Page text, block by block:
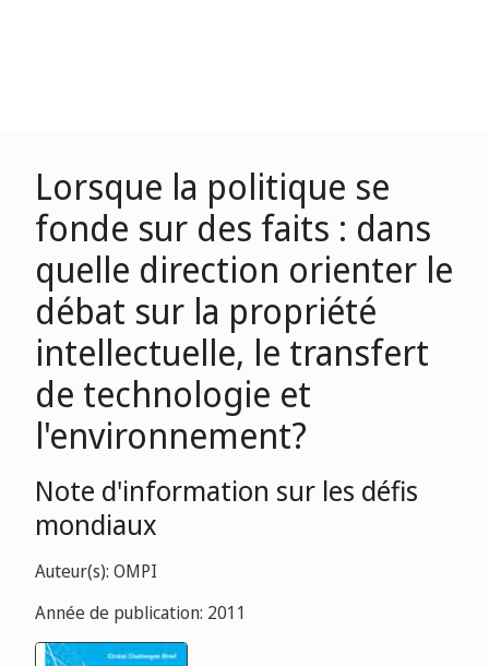
Lorsque la politique se
fonde sur des faits : dans
quelle direction orienter le
débat sur la propriété
intellectuelle, le transfert
de technologie et
l'environnement?
Note d'information sur les défis
mondiaux
Auteur(s): OMPI
Année de publication: 2011